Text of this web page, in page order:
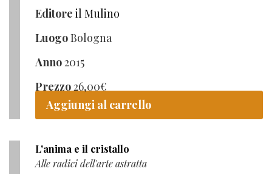
Editore il Mulino
LuogoBologna
Anno2015
Prezzo26,00€
Aggiungi al carrello
L'anima e il cristallo
Alle radici dell'arte astratta